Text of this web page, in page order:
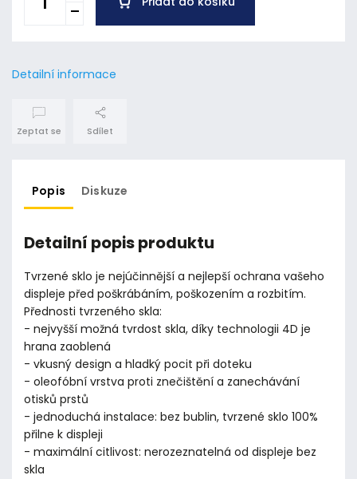
Detailní informace
Zeptat se Sdílet
Popis Diskuze
Detailní popis produktu
Tvrzené sklo je nejúčinnější a nejlepší ochrana vašeho
displeje před poškrábáním, poškozením a rozbitím.
Přednosti tvrzeného skla:
- nejvyšší možná tvrdost skla, díky technologii 4D je
hrana zaoblená
- vkusný design a hladký pocit při doteku
- oleofóbní vrstva proti znečištění a zanechávání
otisků prstů
- jednoduchá instalace: bez bublin, tvrzené sklo 100%
přilne k displeji
- maximální citlivost: nerozeznatelná od displeje bez
skla